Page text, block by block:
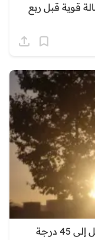
قوية قبل ربع
الطقس بالمغرب غدا السبت: حرارة تصل إلى 45 درجة